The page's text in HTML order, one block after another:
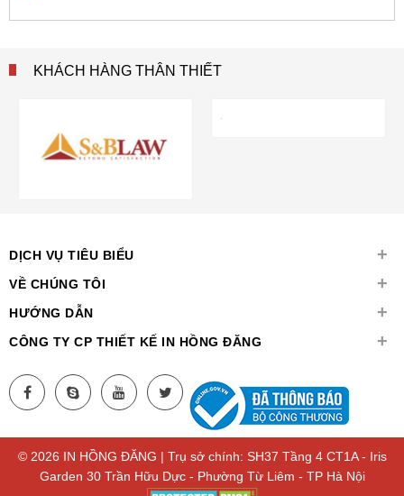
KHÁCH HÀNG THÂN THIẾT
DỊCH VỤ TIÊU BIỂU +
VỀ CHÚNG TÔI +
HƯỚNG DẪN +
CÔNG TY CP THIẾT KẾ IN HỒNG ĐĂNG +
© 2026 IN HỒNG ĐĂNG | Trụ sở chính: SH37 Tầng 4 CT1A - Iris
Garden 30 Trần Hữu Dực - Phường Từ Liêm - TP Hà Nội